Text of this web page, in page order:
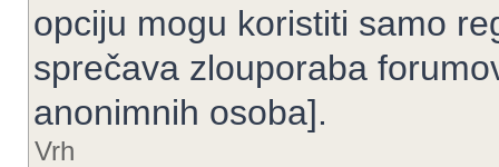
opciju mogu koristiti samo
sprečava zlouporaba
anonimnih osoba].
Vrh